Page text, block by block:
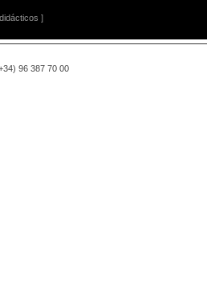
]
96 387 70 00